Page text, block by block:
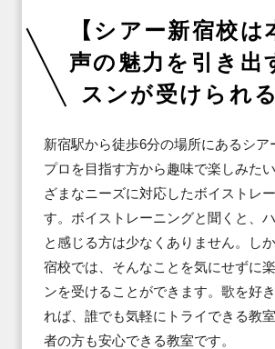
【シアー新宿校は
声の魅力を引き出
スンが受けられる
新宿駅から徒歩6分の場所にあるシア
プロを目指す方から趣味で楽しみた
ざまなニーズに対応したボイストレ
す。ボイストレーニングと聞くと、
と感じる方は少なくありません。し
宿校では、そんなことを気にせずに
ンを受けることができます。歌を好
れば、誰でも気軽にトライできる教
者の方も安心できる教室です。